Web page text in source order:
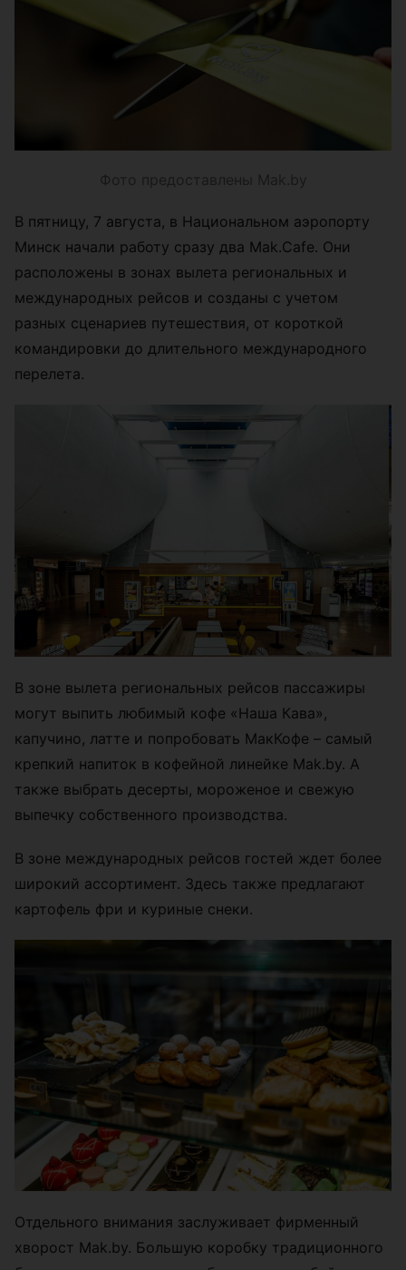
Фото предоставлены Mak.by
В пятницу, 7 августа, в Национальном аэропорту
Минск начали работу сразу два Mak.Cafe. Они
расположены в зонах вылета региональных и
международных рейсов и созданы с учетом
разных сценариев путешествия, от короткой
командировки до длительного международного
перелета.
В зоне вылета региональных рейсов пассажиры
могут выпить любимый кофе «Наша Кава»,
капучино, латте и попробовать МакКофе – самый
крепкий напиток в кофейной линейке Mak.by. А
также выбрать десерты, мороженое и свежую
выпечку собственного производства.
В зоне международных рейсов гостей ждет более
широкий ассортимент. Здесь также предлагают
картофель фри и куриные снеки.
Отдельного внимания заслуживает фирменный
хворост Mak.by. Большую коробку традиционного